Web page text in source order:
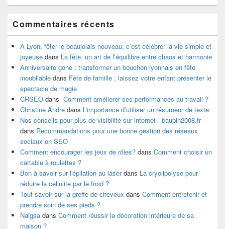
Commentaires récents
À Lyon, fêter le beaujolais nouveau, c’est célébrer la vie simple et
joyeuse dans La fête, un art de l’équilibre entre chaos et harmonie
Anniversaire gone : transformer un bouchon lyonnais en fête
inoubliable dans Fête de famille : laissez votre enfant présenter le
spectacle de magie
CRSEO dans Comment améliorer ses performances au travail ?
Christine Andre dans L’importance d’utiliser un résumeur de texte
Nos conseils pour plus de visibilité sur internet - baupin2008.fr
dans Recommandations pour une bonne gestion des réseaux
sociaux en SEO
Comment encourager les jeux de rôles? dans Comment choisir un
cartable à roulettes ?
Bon à savoir sur l'épilation au laserdans La cryolipolyse pour
réduire la cellulite par le froid ?
Tout savoir sur la greffe de cheveux dans Comment entretenir et
prendre soin de ses pieds ?
Nalgsa dans Comment réussir la décoration intérieure de sa
maison ?